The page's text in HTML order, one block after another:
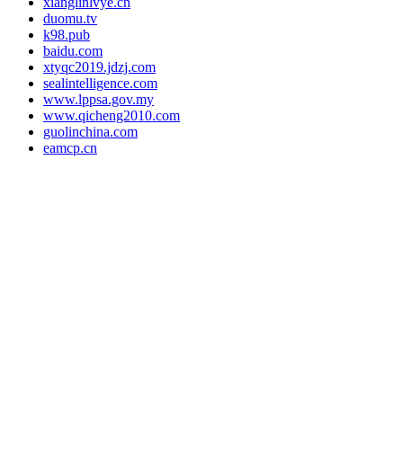
duomu.tv
k98.pub
baidu.com
xtyqc2019.jdzj.com
sealintelligence.com
www.lppsa.gov.my
www.qicheng2010.com
guolinchina.com
eamcp.cn